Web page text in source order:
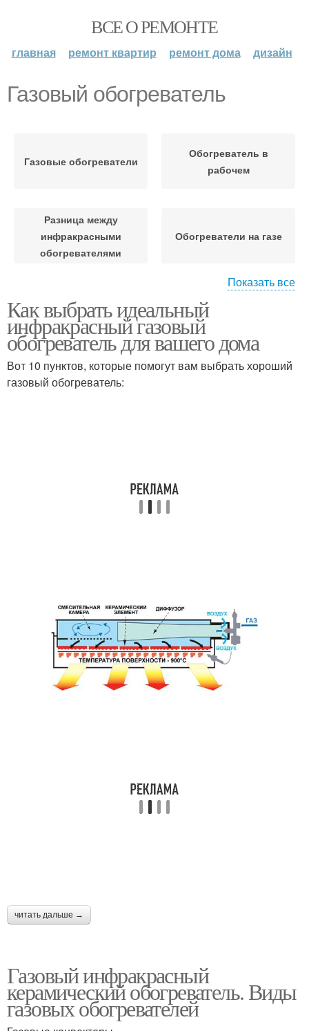
ВСЕ О РЕМОНТЕ
главная ремонт квартир ремонт дома дизайн
Газовый обогреватель
Газовые обогреватели
Обогреватель в
рабочем
Разница между
инфракрасными
обогревателями
Обогреватели на газе
Обогреватель для
обогрева
Керамический
обогреватель
Обогреватель на
обогреватель
баллона
Газовые баллоны Газовый конвектор
Показать все
Как выбрать идеальный
инфракрасный газовый
обогреватель для вашего дома
Вот 10 пунктов, которые помогут вам выбрать хороший
газовый обогреватель:
читать дальше →
Газовый инфракрасный
керамический обогреватель. Виды
газовых обогревателей